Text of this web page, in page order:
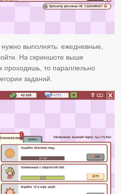
выполнять: ежедневные,
На скриншоте выше
проходишь, то параллельно
заданий.